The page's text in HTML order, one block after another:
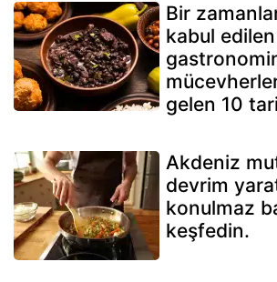
Bir
kabul
gelen 10
Akdeniz
devrim
konulmaz
keşfedin.